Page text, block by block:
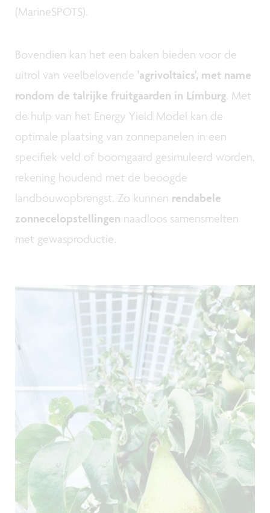
(MarineSPOTS).
Bovendien kan het een baken bieden voor de
uitrol van veelbelovende 'agrivoltaics', met name
rondom de talrijke fruitgaarden in Limburg. Met
de hulp van het Energy Yield Model kan de
optimale plaatsing van zonnepanelen in een
specifiek veld of boomgaard gesimuleerd worden,
rekening houdend met de beoogde
landbouwopbrengst. Zo kunnen rendabele
zonnecelopstellingen naadloos samensmelten
met gewasproductie.